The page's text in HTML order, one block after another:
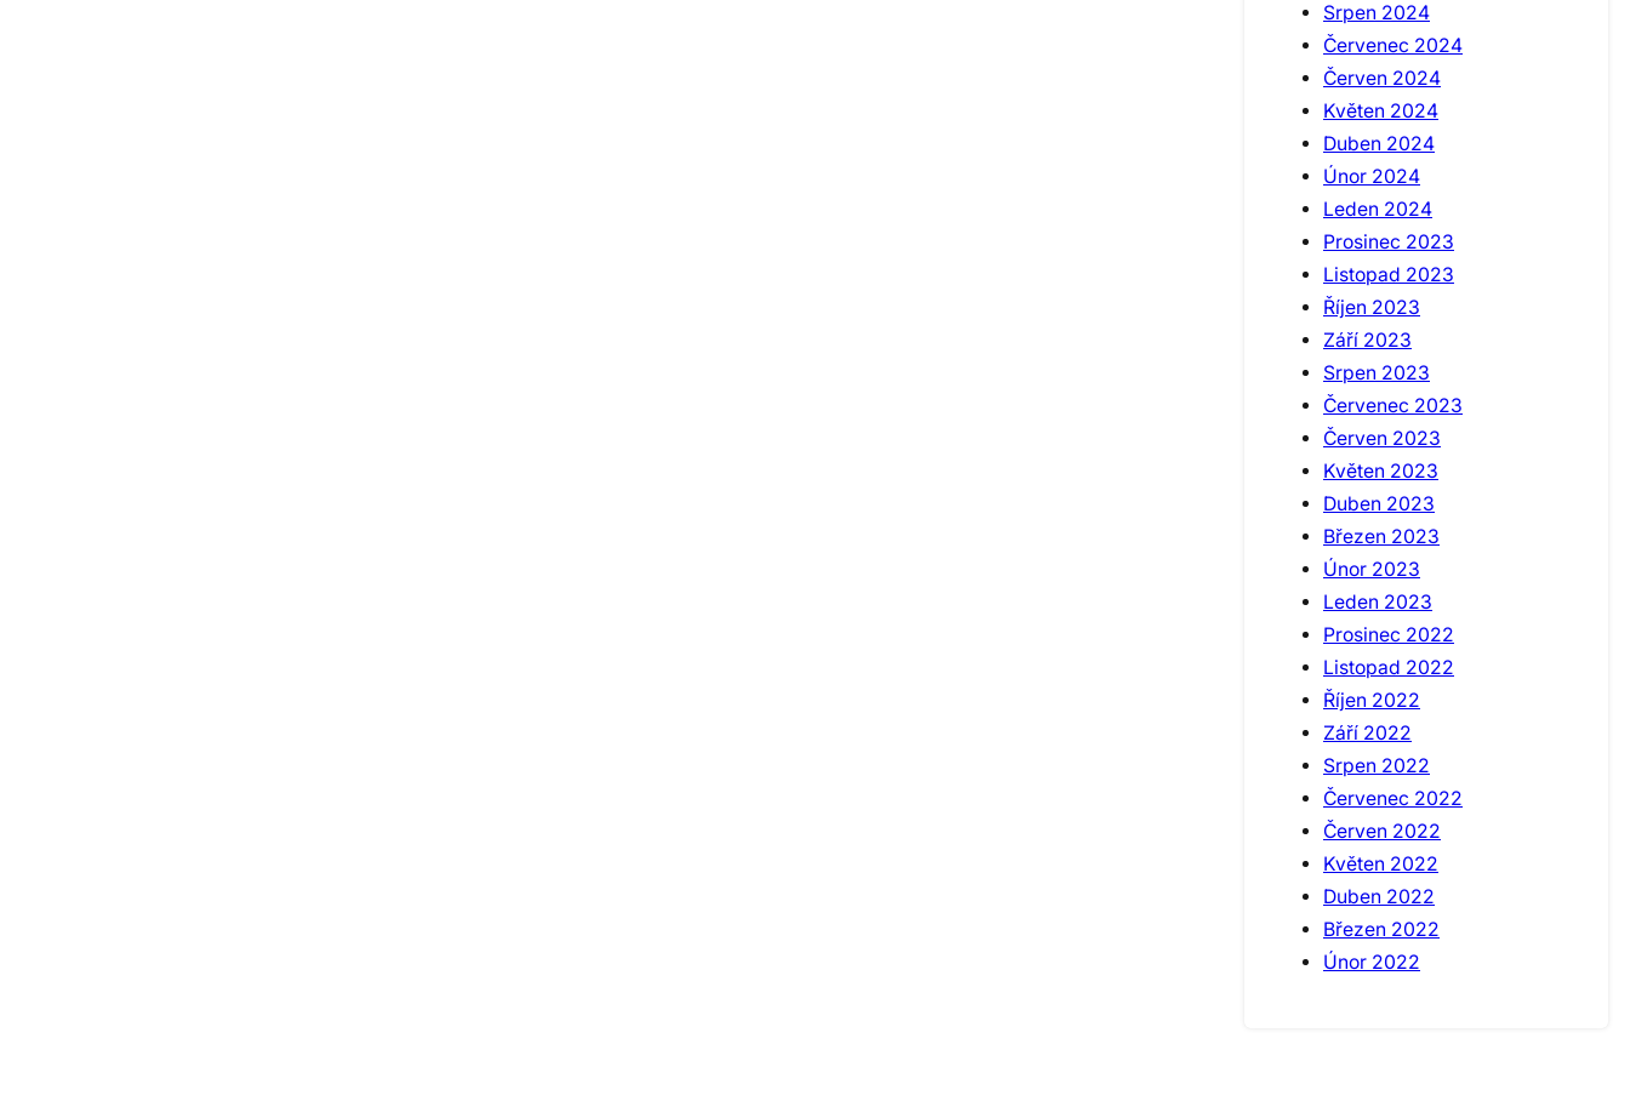
Srpen 2024
Červenec 2024
Červen 2024
Květen 2024
Duben 2024
Únor 2024
Leden 2024
Prosinec 2023
Listopad 2023
Říjen 2023
Září 2023
Srpen 2023
Červenec 2023
Červen 2023
Květen 2023
Duben 2023
Březen 2023
Únor 2023
Leden 2023
Prosinec 2022
Listopad 2022
Říjen 2022
Září 2022
Srpen 2022
Červenec 2022
Červen 2022
Květen 2022
Duben 2022
Březen 2022
Únor 2022